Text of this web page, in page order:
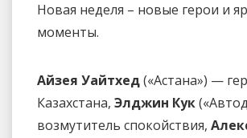
Новая неделя – новые герои и
моменты.
Айзея Уайтхед(«Астана») —
Казахстана, Элджин Кук
возмутитель спокойствия,